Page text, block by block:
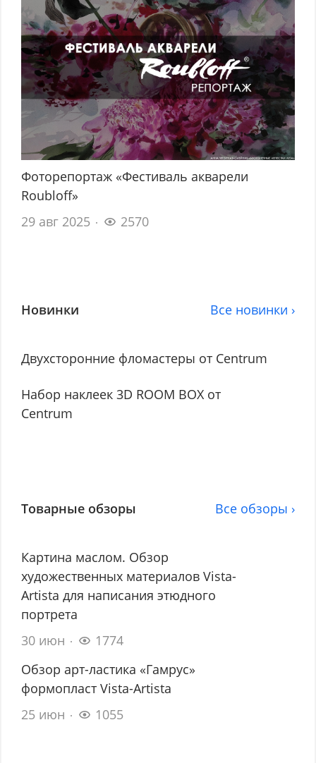
Фоторепортаж «Фестиваль акварели
Roubloff»
29 авг 2025
2570
Новинки Все новинки ›
Двухсторонние фломастеры от Centrum
Набор наклеек 3D ROOM BOX от
Centrum
Товарные обзоры Все обзоры ›
Картина маслом. Обзор
художественных материалов Vista-
Artista для написания этюдного
портрета
30 июн
1774
Обзор арт-ластика «Гамрус»
формопласт Vista-Artista
25 июн
1055